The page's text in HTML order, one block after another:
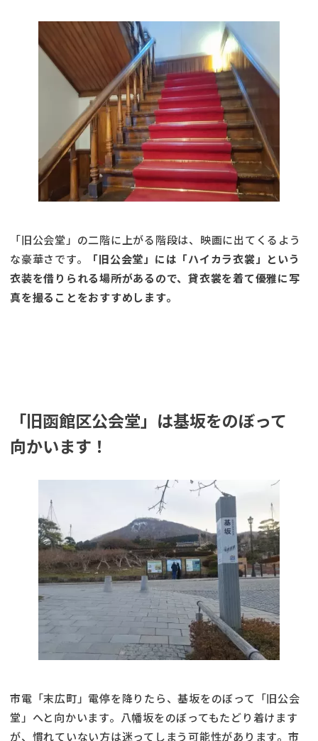
「旧公会堂」の二階に上がる階段は、映画に出てくるよう
な豪華さです。
「旧公会堂」には「ハイカラ衣裳」という
衣装を借りられる場所があるので、貸衣裳を着て優雅に写
真を撮ることをおすすめします。
「旧函館区公会堂」は基坂をのぼって
向かいます！
市電「末広町」電停を降りたら、基坂をのぼって「旧公会
堂」へと向かいます。八幡坂をのぼってもたどり着けます
が、慣れていない方は迷ってしまう可能性があります。市